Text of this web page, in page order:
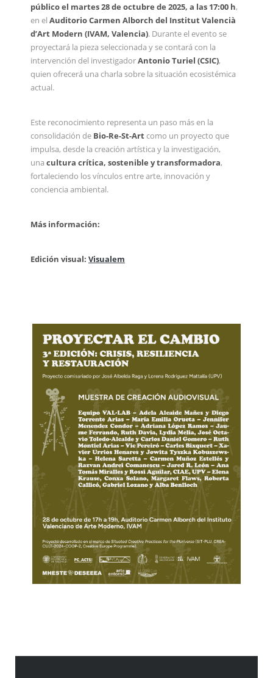
público el martes 28 de octubre de 2025, a las 17:00 h,
en el Auditorio Carmen Alborch del Institut Valencià
d’Art Modern (IVAM, Valencia). Durante el evento se
proyectará la pieza seleccionada y se contará con la
intervención del investigadorAntonio Turiel (CSIC),
quien ofrecerá una charla sobre la situación ecosistémica
actual.
Este reconocimiento representa un paso más en la
consolidación de Bio-Re-St-Artcomo un proyecto que
impulsa, desde la creación artística y la investigación,
una cultura crítica, sostenible y transformadora,
fortaleciendo los vínculos entre arte, innovación y
conciencia ambiental.
Más información:
Edición visual: Visualem